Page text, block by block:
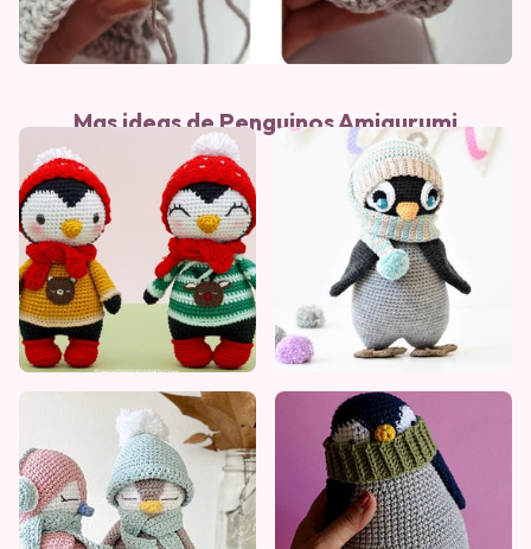
Mas ideas de Penguinos Amigurumi